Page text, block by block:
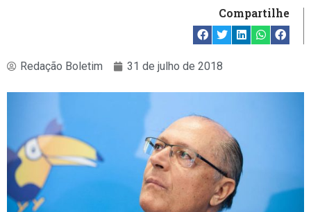
Compartilhe
Redação Boletim 31 de julho de 2018